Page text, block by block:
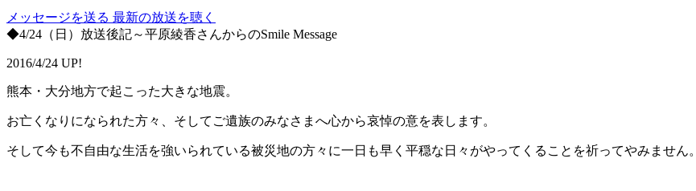
メッセージを送る 最新の放送を聴く
◆4/24（日）放送後記～平原綾香さんからのSmile Message
2016/4/24 UP!
熊本・大分地方で起こった大きな地震。
お亡くなりになられた方々、そしてご遺族のみなさまへ心から哀悼の意を表します。
そして今も不自由な生活を強いられている被災地の方々に一日も早く平穏な日々がやってくることを祈ってやみません。